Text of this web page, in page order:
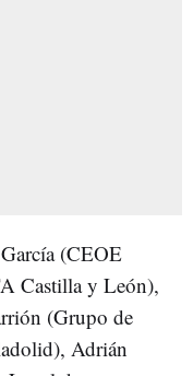
(CEOE
Castilla y León),
(Grupo de
Adrián